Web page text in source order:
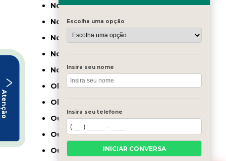
Nova Ponte
Nova Porteirinha
Nova Resende
Nova Serrana
Nova União
Olhos-d’água
Oliveira
Ouro Branco
Ouro Fino
Ouro Preto
Atenção
Escolha uma opção
Insira seu nome
Insira seu telefone
INICIAR CONVERSA